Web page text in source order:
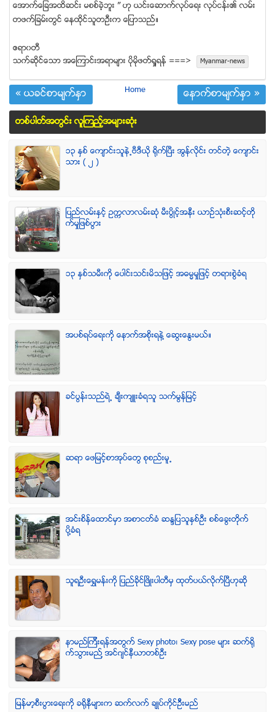
ေအာက္ေျခအထိဆင္း မစစ္ခဲ့ဘူး ” ဟု ယင္းေဆာက္လုပ္ေရး လုပ္ငန္း၏ လမ္း
တဖက္ျခမ္းတြင္ ေနထိုင္သူတဦးက ေျပာသည္။
ဧရာ၀တီ
သက္ဆုိင္ေသာ အေၾကာင္းအရာမ်ား ပုိမုိဖတ္ရႈရန္ ===>
Myanmar-news
« ယခင္စာမ်က္ႏွာ Home ေနာက္စာမ်က္ႏွာ »
တစ္ပါတ္အတြင္း လူၾကည့္အမ်ားဆံုး
၁၃ ႏွစ္ ေက်ာင္းသူနဲ႕ဗီဒီယို ရိုက္ျပီး အြန္လိုင္း တင္တဲ့ ေက်ာင္း
သား ( ၂ )
ျပည္လမ္းႏွင့္ ဥကၠလာလမ္းဆုံ မီးပြိဳင့္အနီး ယာဥ္သုံးစီးဆင့္တို
က္မႈျဖစ္ပြား
၁၃ ႏွစ္သမီးကို ေပါင္းသင္းမိသျဖင့္ အဓမၼမႈျဖင့္ တရားစြဲခံရ
အပစ္ရပ္ေရးကို ေနာက္အစိုးရနဲ႔ ေဆြးေႏြးမယ္။
ခင္ပြန္းသည္ရဲ႕ ခ်ီးက်ဴးခံရသူ သက္မြန္ျမင့္
ဆရာ ေဖျမင့္စာအုပ္ေတြ စုစည္းမူ႕
အင္းစိန္ေထာင္မွာ အစာငတ္ခံ ဆႏၵျပသူႏွစ္ဦး စစ္ေခြးတုိက္
ပုိ႔ခံရ
သူရဦးေရႊမန္းကို ျပည္ခိုင္ျဖိဳးပါတီမွ ထုတ္ပယ္လိုက္ျပီဟုဆို
နာမည္ၾကီးရန္အတြက္ Sexy photo၊ Sexy pose မ်ား ဆက္ရို
က္သြားမည္႔ အင္ဂ်င္နီယာတစ္ဦး
ျမန္မာ့စီးပြားေရးကို ခရိုနီမ်ားက ဆက္လက္ ခ်ဳပ္ကိုင္ဥိီးမည္